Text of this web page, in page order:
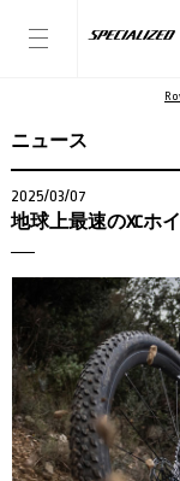
ニュース
2025/03/07
地球上最速のXCホ